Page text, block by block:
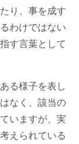
り、事を成す
わけではない
す言葉として
る様子を表し
なく、該当の
いますが、実
えられている